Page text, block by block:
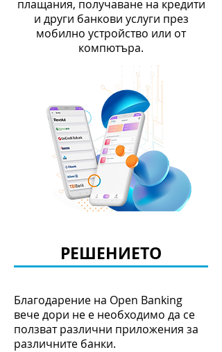
плащания, получаване на кредити
и други банкови услуги през
мобилно устройство или от
компютъра.
РЕШЕНИЕТО
Благодарение на Open Banking
вече дори не е необходимо да се
ползват различни приложения за
различните банки.